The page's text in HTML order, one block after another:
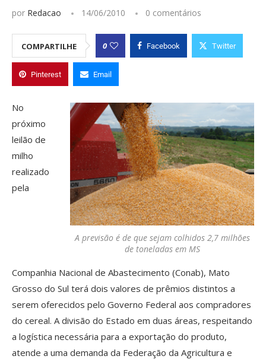
por Redacao 14/06/2010 0 comentários
COMPARTILHE 0 Facebook Twitter
Pinterest Email
A previsão é de que sejam colhidos 2,7 milhões
de toneladas em MS
No
próximo
leilão de
milho
realizado
pela
Companhia Nacional de Abastecimento (Conab), Mato
Grosso do Sul terá dois valores de prêmios distintos a
serem oferecidos pelo Governo Federal aos compradores
do cereal. A divisão do Estado em duas áreas, respeitando
a logística necessária para a exportação do produto,
atende a uma demanda da Federação da Agricultura e